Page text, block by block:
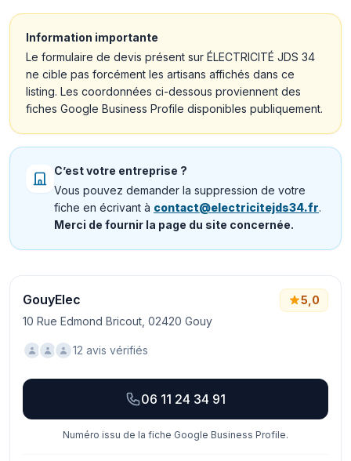
Information importante
Le formulaire de devis présent sur ÉLECTRICITÉ JDS 34
ne cible pas forcément les artisans affichés dans ce
listing. Les coordonnées ci-dessous proviennent des
fiches Google Business Profile disponibles publiquement.
C’est votre entreprise ?
Vous pouvez demander la suppression de votre
fiche en écrivant à contact@electricitejds34.fr.
Merci de fournir la page du site concernée.
GouyElec
10 Rue Edmond Bricout, 02420 Gouy
5,0
12 avis vérifiés
06 11 24 34 91
Numéro issu de la fiche Google Business Profile.